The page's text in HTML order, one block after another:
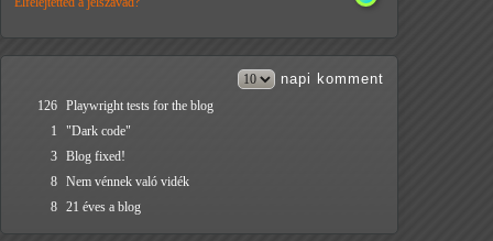
napi komment
126 Playwright tests for the blog
1
"Dark code"
3 Blog fixed!
8 Nem vénnek való vidék
8 21 éves a blog